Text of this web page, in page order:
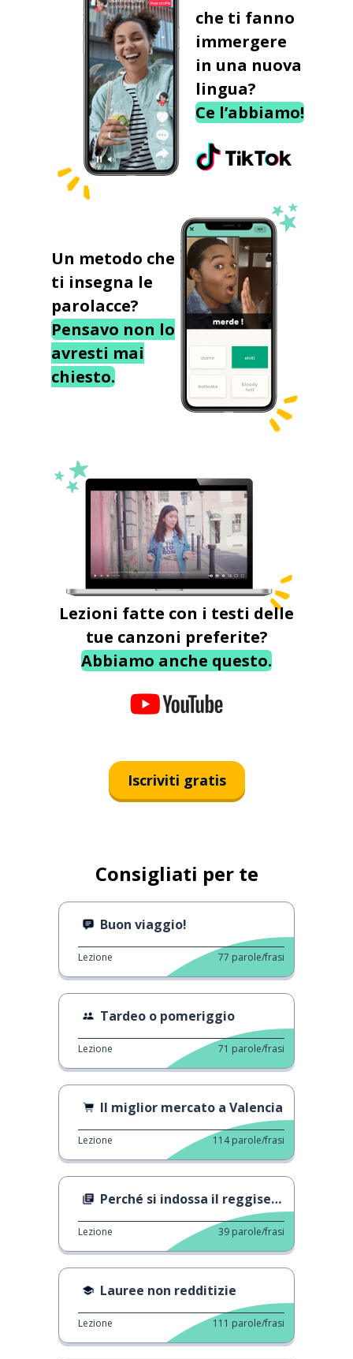
che ti fanno
immergere
in una nuova
lingua?
Ce l’abbiamo!
Un metodo che
ti insegna le
parolacce?
Pensavo non lo
avresti mai
chiesto.
Lezioni fatte con i testi delle
tue canzoni preferite?
Abbiamo anche questo.
Iscriviti gratis
Consigliati per te
Buon viaggio!
Lezione 77 parole/frasi
Tardeo o pomeriggio
Lezione 71 parole/frasi
Il miglior mercato a Valencia
Lezione 114 parole/frasi
Perché si indossa il reggiseno?
Lezione 39 parole/frasi
Lauree non redditizie
Lezione 111 parole/frasi